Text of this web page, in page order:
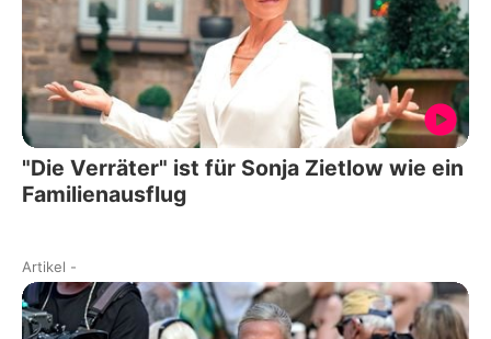
"Die Verräter" ist für Sonja Zietlow wie ein
Familienausflug
Artikel -